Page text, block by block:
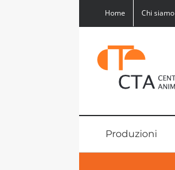
Home Chi siamo
Produzioni